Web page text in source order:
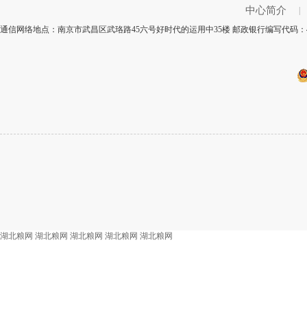
中心简介
通信网络地点：南京市武昌区武珞路45六号好时代的运用中35楼 邮政银行编写代码
湖北粮网 湖北粮网 湖北粮网 湖北粮网 湖北粮网